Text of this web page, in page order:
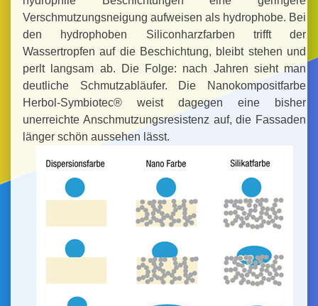
Verschmutzungsneigung aufweisen als hydrophobe. Bei
den hydrophoben Siliconharzfarben trifft der
Wassertropfen auf die Beschichtung, bleibt stehen und
perlt langsam ab. Die Folge: nach Jahren sieht man
deutliche Schmutzabläufer. Die Nanokompositfarbe
Herbol-Symbiotec® weist dagegen eine bisher
unerreichte Anschmutzungsresistenz auf, die Fassaden
länger schön aussehen lässt.